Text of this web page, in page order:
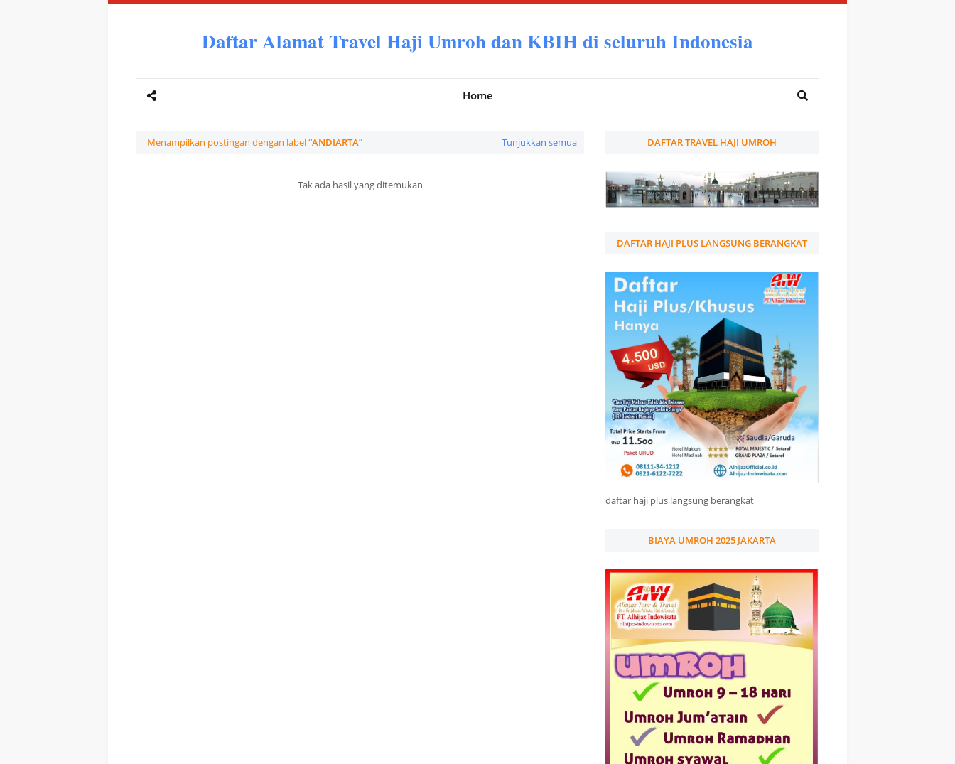
Daftar Alamat Travel Haji Umroh dan KBIH di seluruh Indonesia
Home
Menampilkan postingan dengan label ANDIARTA Tunjukkan semua
Tak ada hasil yang ditemukan
DAFTAR TRAVEL HAJI UMROH
DAFTAR HAJI PLUS LANGSUNG BERANGKAT
daftar haji plus langsung berangkat
BIAYA UMROH 2025 JAKARTA